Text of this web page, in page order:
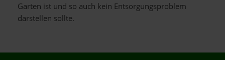
Garten ist und so auch kein Entsorgungsproblem
darstellen sollte.